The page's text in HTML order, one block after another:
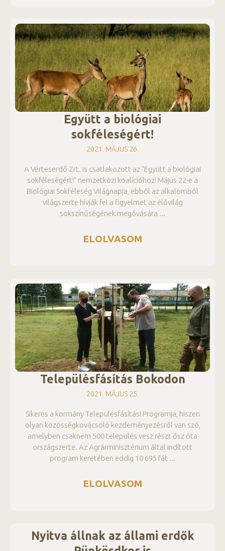
Együtt a biológiai
sokféleségért!
2021. MÁJUS 26.
A Vérteserdő Zrt. is csatlakozott az “Együtt a biológiai
sokféleségért!” nemzetközi koalícióhoz! Május 22-e a
Biológiai Sokféleség Világnapja, ebből az alkalomból
világszerte hívják fel a figyelmet az élővilág
sokszínűségének megóvására
ELOLVASOM
Településfásítás Bokodon
2021. MÁJUS 25.
Sikeres a kormány Településfásítási Programja, hiszen
olyan közösségkovácsoló kezdeményezésről van szó,
amelyben csaknem 500 település vesz részt ősz óta
országszerte. Az Agrárminisztérium által indított
program keretében eddig 10 695 fát
ELOLVASOM
Nyitva állnak az állami erdők